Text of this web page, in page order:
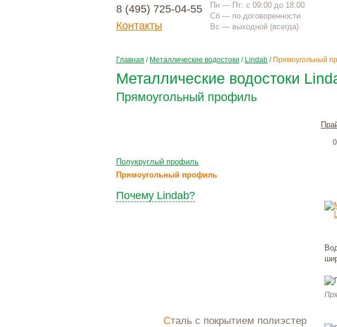
8 (495) 725-04-55
Контакты
Пн — Пт: с 09:00 до 18:00
Сб — по договоренности
Вс — выходной (всегда)
Главная / Металлические водостоки / Lindab / Прямоугольный
Металлические водостоки
Прямоугольный профиль
Полукруглый профиль
Прямоугольный профиль
Почему Lindab?
Сталь с покрытием полиэстер